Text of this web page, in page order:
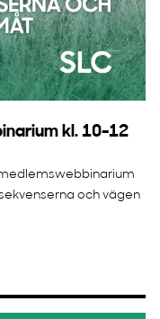
kl. 10-12
medlemswebbinarium
och vägen